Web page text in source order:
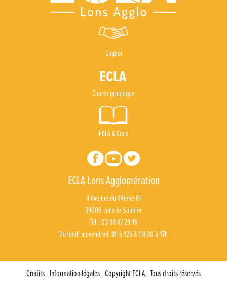
Concours Hippique de Saut d’Obstacles
Le Carnavélo 2025 a illuminé Lons-le-Saunier !
Travaux de raccordement de la nouvelle conduite d’eau à Lons-le-Saunier
La passerelle de la Guiche du Parc des Bains a été inaugurée
Retour sur le Championnat Régional BFC de Para VTT Adapté
Emploi
Charte graphique
ECLA & Vous
ECLA Lons Agglomération
4 Avenue du 44ème RI
39000 Lons-le-Saunier
Tél : 03 84 47 29 16
Du lundi au vendredi 8h à 12h & 13h30 à 17h
Credits - Information légales - Copyright ECLA - Tous droits réservés